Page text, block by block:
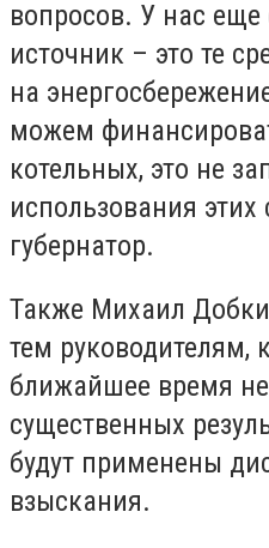
вопросов. У нас еще
источник – это те
на
можем
котельных, это не
использования этих
губернатор.
Также Михаил
тем руководителям,
ближайшее время
существенных
будут применены
взыскания.